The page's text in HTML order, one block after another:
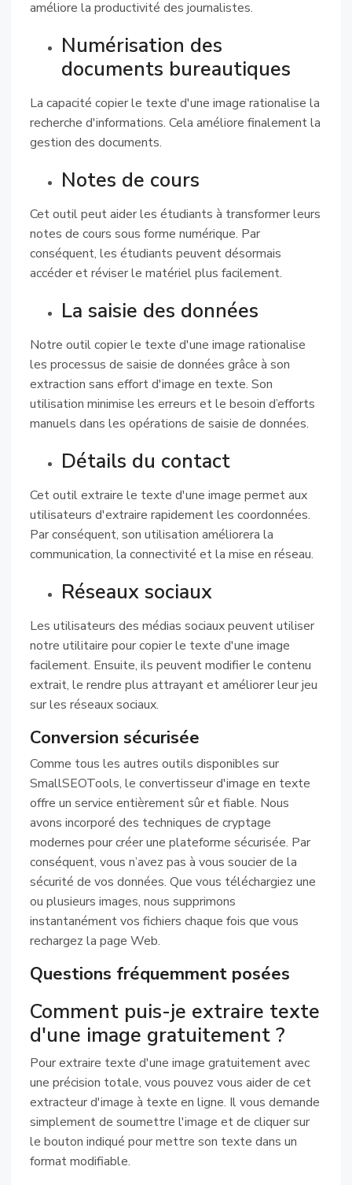
améliore la productivité des journalistes.
Numérisation des
documents bureautiques
La capacité copier le texte d'une image rationalise la
recherche d'informations. Cela améliore finalement la
gestion des documents.
Notes de cours
Cet outil peut aider les étudiants à transformer leurs
notes de cours sous forme numérique. Par
conséquent, les étudiants peuvent désormais
accéder et réviser le matériel plus facilement.
La saisie des données
Notre outil copier le texte d'une image rationalise
les processus de saisie de données grâce à son
extraction sans effort d'image en texte. Son
utilisation minimise les erreurs et le besoin d’efforts
manuels dans les opérations de saisie de données.
Détails du contact
Cet outil extraire le texte d'une image permet aux
utilisateurs d'extraire rapidement les coordonnées.
Par conséquent, son utilisation améliorera la
communication, la connectivité et la mise en réseau.
Réseaux sociaux
Les utilisateurs des médias sociaux peuvent utiliser
notre utilitaire pour copier le texte d'une image
facilement. Ensuite, ils peuvent modifier le contenu
extrait, le rendre plus attrayant et améliorer leur jeu
sur les réseaux sociaux.
Conversion sécurisée
Comme tous les autres outils disponibles sur
SmallSEOTools, le convertisseur d'image en texte
offre un service entièrement sûr et fiable. Nous
avons incorporé des techniques de cryptage
modernes pour créer une plateforme sécurisée. Par
conséquent, vous n’avez pas à vous soucier de la
sécurité de vos données. Que vous téléchargiez une
ou plusieurs images, nous supprimons
instantanément vos fichiers chaque fois que vous
rechargez la page Web.
Questions fréquemment posées
Comment puis-je extraire texte
d'une image gratuitement ?
Pour extraire texte d'une image gratuitement avec
une précision totale, vous pouvez vous aider de cet
extracteur d'image à texte en ligne. Il vous demande
simplement de soumettre l'image et de cliquer sur
le bouton indiqué pour mettre son texte dans un
format modifiable.